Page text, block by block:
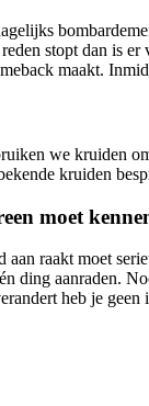
stopt dan is
maakt.
we kruiden
kruiden
moet
raakt moet
ding aanraden.
heb je